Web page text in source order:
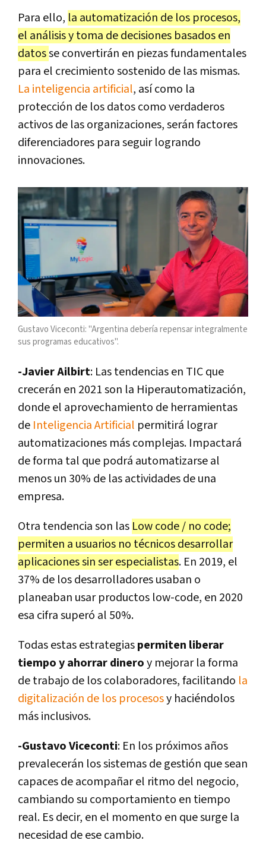
Para ello, la automatización de los procesos,
el análisis y toma de decisiones basados en
datosse convertirán en piezas fundamentales
para el crecimiento sostenido de las mismas.
La inteligencia artificial, así como la
protección de los datos como verdaderos
activos de las organizaciones, serán factores
diferenciadores para seguir logrando
innovaciones.
Gustavo Viceconti: "Argentina debería repensar integralmente
sus programas educativos".
-Javier Ailbirt: Las tendencias en TIC que
crecerán en 2021 son la Hiperautomatización,
donde el aprovechamiento de herramientas
de Inteligencia Artificial permitirá lograr
automatizaciones más complejas. Impactará
de forma tal que podrá automatizarse al
menos un 30% de las actividades de una
empresa.
Otra tendencia son las Low code / no code;
permiten a usuarios no técnicos desarrollar
aplicaciones sin ser especialistas. En 2019, el
37% de los desarrolladores usaban o
planeaban usar productos low-code, en 2020
esa cifra superó al 50%.
Todas estas estrategiaspermiten liberar
tiempo y ahorrar dineroy mejorar la forma
de trabajo de los colaboradores, facilitando la
digitalización de los procesosy haciéndolos
más inclusivos.
-Gustavo Viceconti: En los próximos años
prevalecerán los sistemas de gestión que sean
capaces de acompañar el ritmo del negocio,
cambiando su comportamiento en tiempo
real. Es decir, en el momento en que surge la
necesidad de ese cambio.